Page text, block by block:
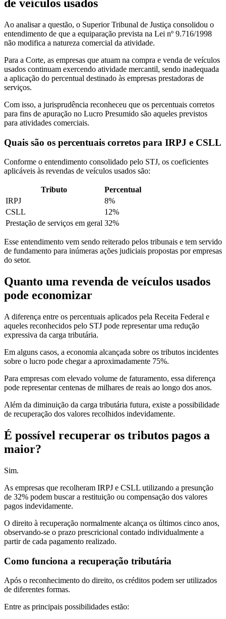
de veículos usados
Ao analisar a questão, o Superior Tribunal de Justiça consolidou o
entendimento de que a equiparação prevista na Lei nº 9.716/1998
não modifica a natureza comercial da atividade.
Para a Corte, as empresas que atuam na compra e venda de veículos
usados continuam exercendo atividade mercantil, sendo inadequada
a aplicação do percentual destinado às empresas prestadoras de
serviços.
Com isso, a jurisprudência reconheceu que os percentuais corretos
para fins de apuração no Lucro Presumido são aqueles previstos
para atividades comerciais.
Quais são os percentuais corretos para IRPJ e CSLL
Conforme o entendimento consolidado pelo STJ, os coeficientes
aplicáveis às revendas de veículos usados são:
Tributo
Percentual
IRPJ
8%
CSLL
12%
Prestação de serviços em geral 32%
Esse entendimento vem sendo reiterado pelos tribunais e tem servido
de fundamento para inúmeras ações judiciais propostas por empresas
do setor.
Quanto uma revenda de veículos usados
pode economizar
A diferença entre os percentuais aplicados pela Receita Federal e
aqueles reconhecidos pelo STJ pode representar uma redução
expressiva da carga tributária.
Em alguns casos, a economia alcançada sobre os tributos incidentes
sobre o lucro pode chegar a aproximadamente 75%.
Para empresas com elevado volume de faturamento, essa diferença
pode representar centenas de milhares de reais ao longo dos anos.
Além da diminuição da carga tributária futura, existe a possibilidade
de recuperação dos valores recolhidos indevidamente.
É possível recuperar os tributos pagos a
maior?
Sim.
As empresas que recolheram IRPJ e CSLL utilizando a presunção
de 32% podem buscar a restituição ou compensação dos valores
pagos indevidamente.
O direito à recuperação normalmente alcança os últimos cinco anos,
observando-se o prazo prescricional contado individualmente a
partir de cada pagamento realizado.
Como funciona a recuperação tributária
Após o reconhecimento do direito, os créditos podem ser utilizados
de diferentes formas.
Entre as principais possibilidades estão: